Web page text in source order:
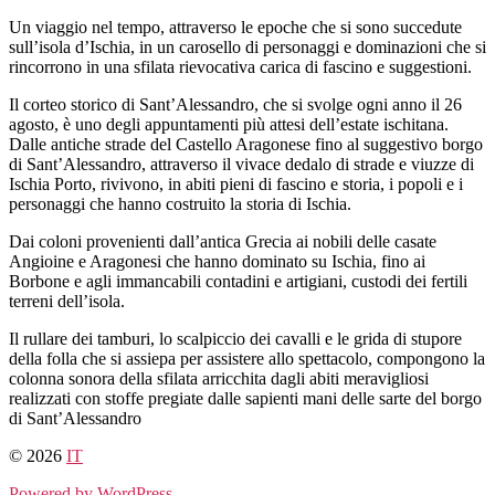
Salta
al
contenuto
Un viaggio nel tempo, attraverso le epoche che si sono succedute
sull’isola d’Ischia, in un carosello di personaggi e dominazioni che si
rincorrono in una sfilata rievocativa carica di fascino e suggestioni.
Il corteo storico di Sant’Alessandro, che si svolge ogni anno il 26
agosto, è uno degli appuntamenti più attesi dell’estate ischitana.
Dalle antiche strade del Castello Aragonese fino al suggestivo borgo
di Sant’Alessandro, attraverso il vivace dedalo di strade e viuzze di
Ischia Porto, rivivono, in abiti pieni di fascino e storia, i popoli e i
personaggi che hanno costruito la storia di Ischia.
Dai coloni provenienti dall’antica Grecia ai nobili delle casate
Angioine e Aragonesi che hanno dominato su Ischia, fino ai
Borbone e agli immancabili contadini e artigiani, custodi dei fertili
terreni dell’isola.
Il rullare dei tamburi, lo scalpiccio dei cavalli e le grida di stupore
della folla che si assiepa per assistere allo spettacolo, compongono la
colonna sonora della sfilata arricchita dagli abiti meravigliosi
realizzati con stoffe pregiate dalle sapienti mani delle sarte del borgo
di Sant’Alessandro
© 2026 IT